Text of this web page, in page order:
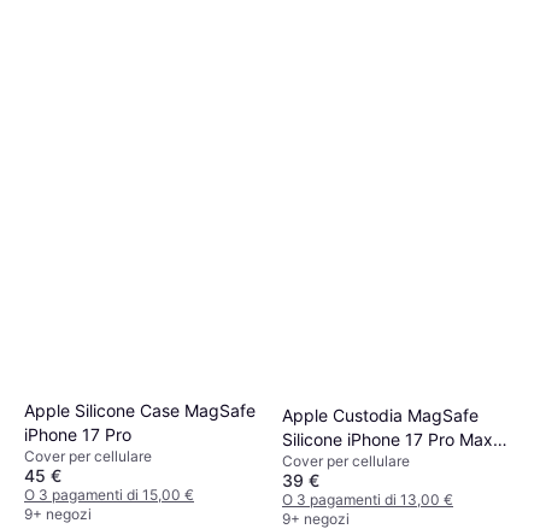
Apple Silicone Case MagSafe
iPhone 17 Pro
Cover per cellulare
45 €
O 3 pagamenti di 15,00 €
9+ negozi
Apple Custodia MagSafe
Silicone iPhone 17 Pro Max
Nero
Cover per cellulare
39 €
O 3 pagamenti di 13,00 €
9+ negozi